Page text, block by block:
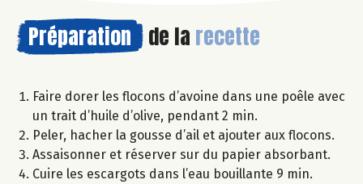
Préparation de la recette
Faire dorer les flocons d’avoine dans une poêle avec
un trait d’huile d’olive, pendant 2 min.
Peler, hacher la gousse d’ail et ajouter aux flocons.
Assaisonner et réserver sur du papier absorbant.
Cuire les escargots dans l’eau bouillante 9 min.